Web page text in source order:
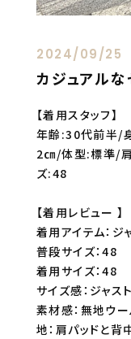
2024/09/25
カジュアルな
【着用スタッフ】
年齢:30代前半/
2㎝/体型:標準/
ズ:48
【着用レビュー 】
着用アイテム：ジ
普段サイズ：48
着用サイズ：48
サイズ感：ジャス
素材感：無地ウ
地：肩パッドと背